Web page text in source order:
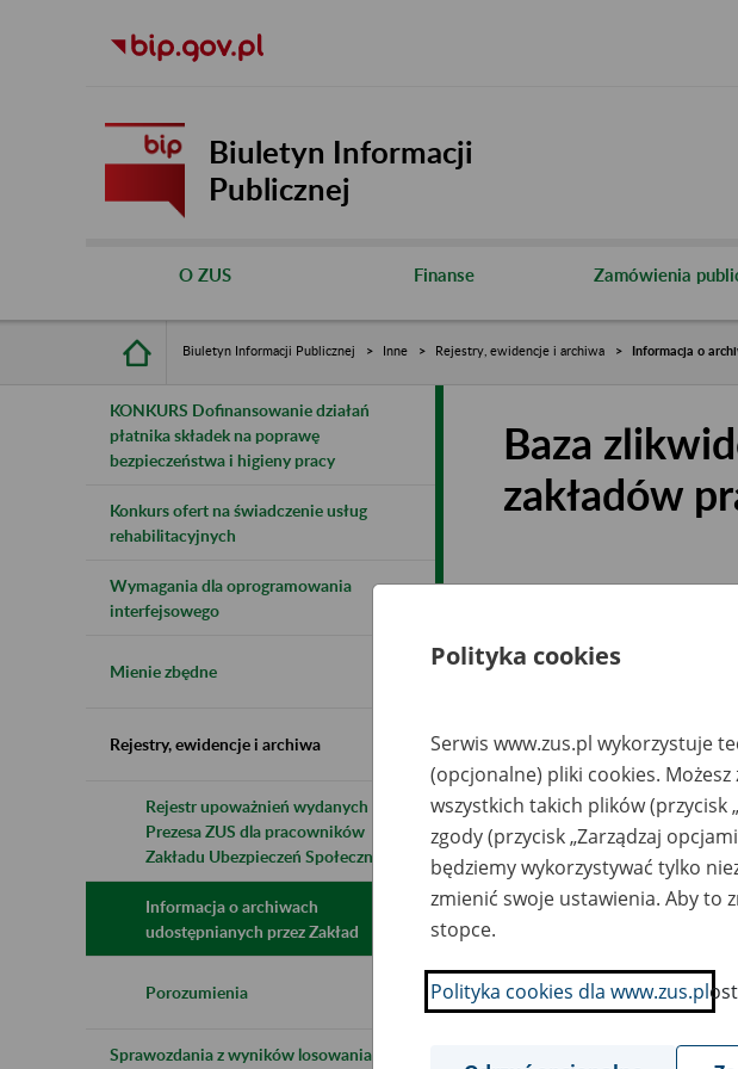
Biuletyn Informacji
Publicznej
O ZUS Finanse Zamówienia
Biuletyn Informacji Publicznej Inne Rejestry, ewidencje i archiwa Informacja o
KONKURS Dofinansowanie działań
płatnika składek na poprawę
bezpieczeństwa i higieny pracy
Konkurs ofert na świadczenie usług
rehabilitacyjnych
Wymagania dla oprogramowania
interfejsowego
Mienie zbędne
Rejestry, ewidencje i archiwa
Rejestr upoważnień wydanych przez
Prezesa ZUS dla pracowników
Zakładu Ubezpieczeń Społecznych
Informacja o archiwach
udostępnianych przez Zakład
Porozumienia
Sprawozdania z wyników losowania do
Baza
zakładów
Wszystkie uwagi można
Wyświetl wszystkie
Polityka cookies
Serwis www.zus.pl wykorzystuje
(opcjonalne) pliki cookies.
wszystkich takich plików (przycisk
zgody (przycisk „Zarządzaj
będziemy wykorzystywać tylko
zmienić swoje ustawienia. Aby to
stopce.
Polityka cookies dla www.zus.pl